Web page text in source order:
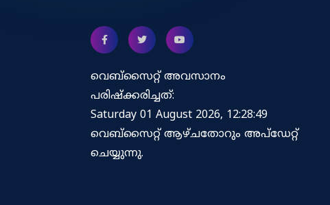
വെബ്സൈറ്റ് അവസാനം
പരിഷ്ക്കരിച്ചത്:
Saturday 01 August 2026, 12:28:49
വെബ്‌സൈറ്റ് ആഴ്ചതോറും അപ്‌ഡേറ്റ്
ചെയ്യുന്നു.